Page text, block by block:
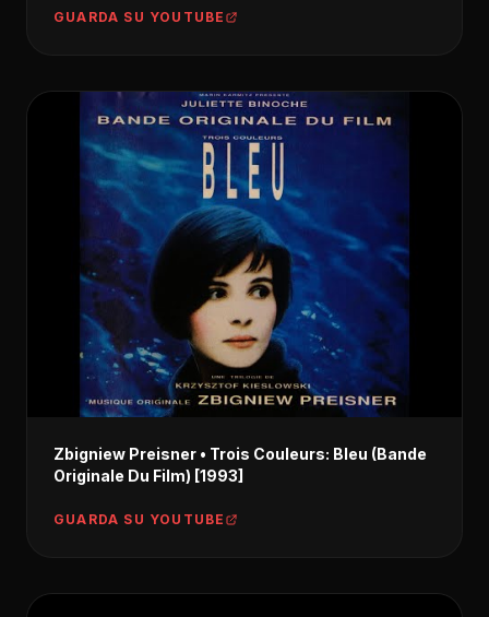
GUARDA SU YOUTUBE
Zbigniew Preisner • Trois Couleurs: Bleu (Bande
Originale Du Film) [1993]
GUARDA SU YOUTUBE